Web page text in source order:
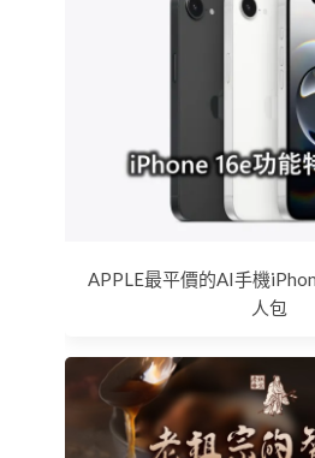
APPLE最平價的AI手機
人包